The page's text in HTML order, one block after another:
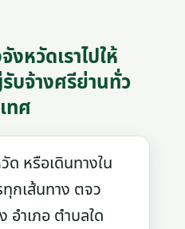
หวัดเราไปให้
บจ้างศรีย่านทั่ว
ทศ
หรือเดินทางใน
กเส้นทาง ตจว
ำเภอ ตำบลใด